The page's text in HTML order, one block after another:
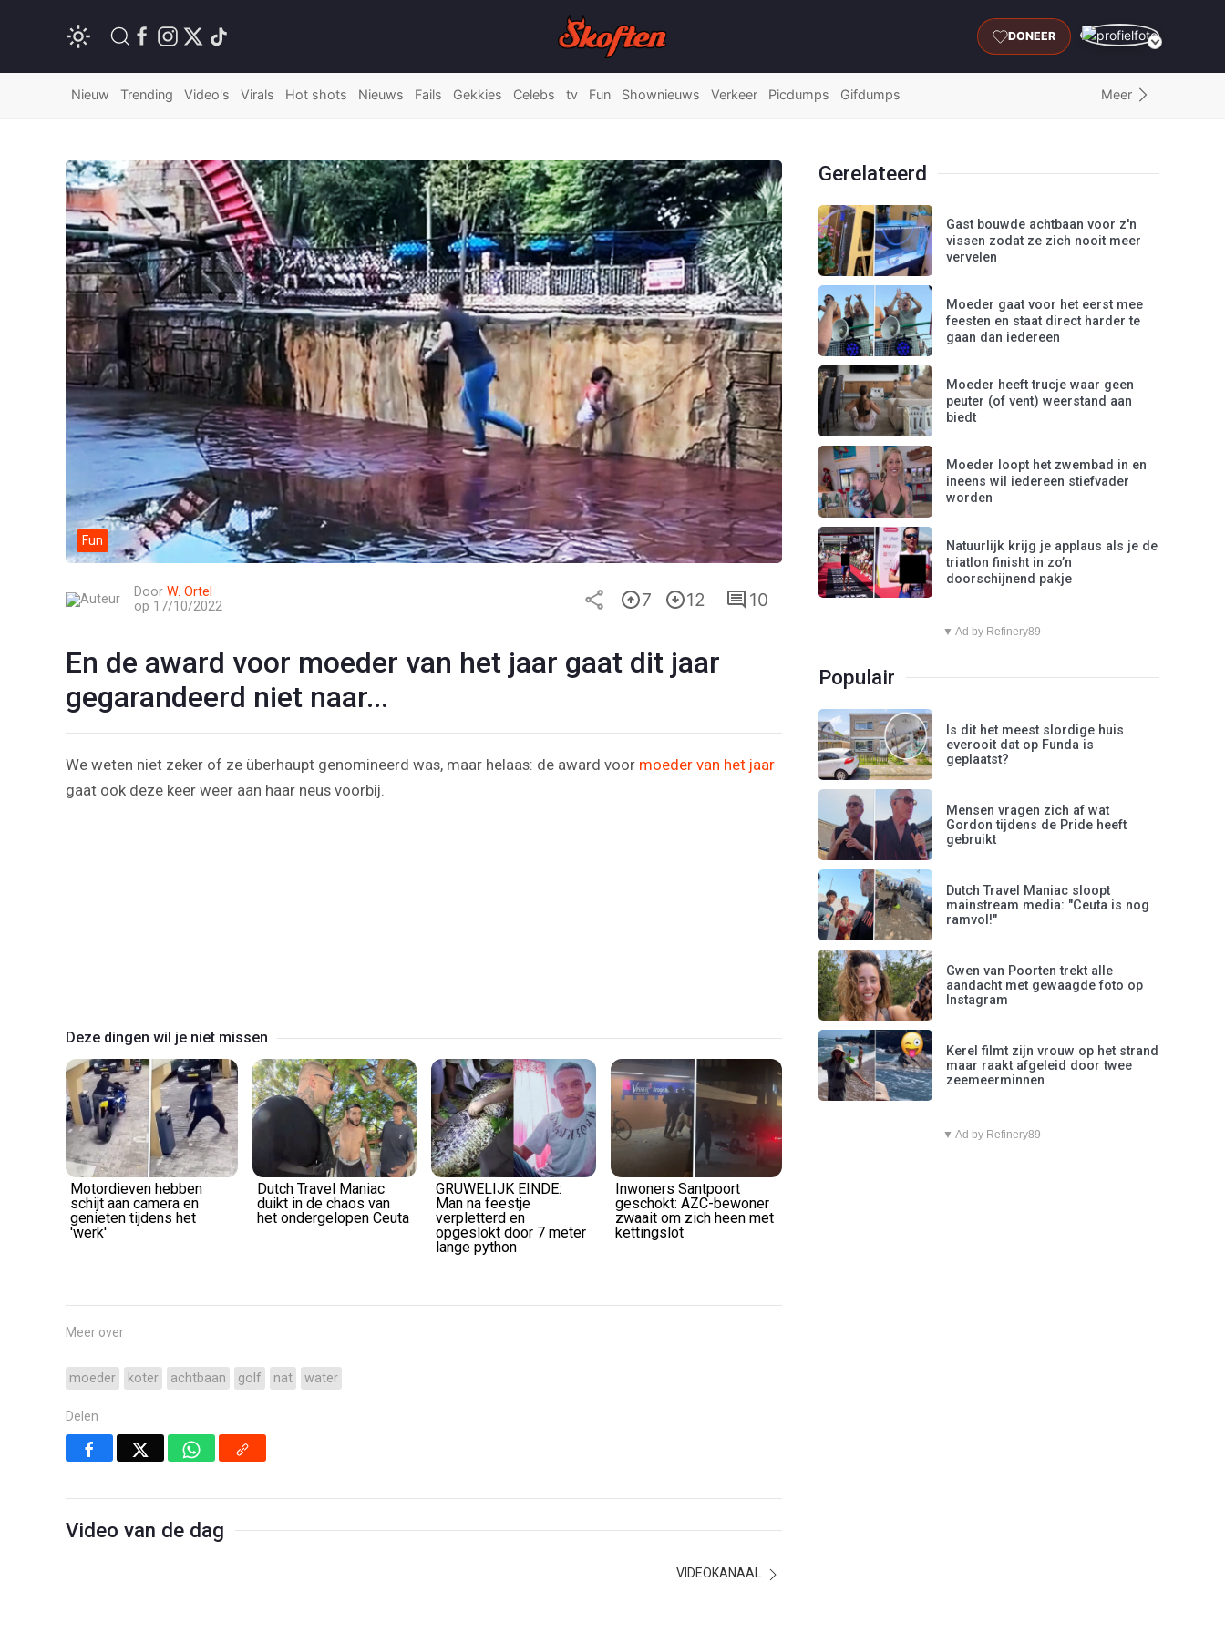
DONEER
Nieuw Trending Video's Virals Hot shots Nieuws Fails Gekkies Celebs tv Fun Shownieuws Verkeer Picdumps Gifdumps Meer
Fun
Door W. Ortel
op 17/10/2022
7 12 10
En de award voor moeder van het jaar gaat dit jaar
gegarandeerd niet naar...
We weten niet zeker of ze überhaupt genomineerd was, maar helaas: de award voor moeder van het jaar
gaat ook deze keer weer aan haar neus voorbij.
Play
Video
Deze dingen wil je niet missen
Motordieven hebben
schijt aan camera en
genieten tijdens het
'werk'
Dutch Travel Maniac
duikt in de chaos van
het ondergelopen Ceuta
GRUWELIJK EINDE:
Man na feestje
verpletterd en
opgeslokt door 7 meter
lange python
Inwoners Santpoort
geschokt: AZC-bewoner
zwaait om zich heen met
kettingslot
Meer over
moeder koter achtbaan golf nat water
Delen
Video van de dag
VIDEOKANAAL
Gerelateerd
Gast bouwde achtbaan voor z'n
vissen zodat ze zich nooit meer
vervelen
Moeder gaat voor het eerst mee
feesten en staat direct harder te
gaan dan iedereen
Moeder heeft trucje waar geen
peuter (of vent) weerstand aan
biedt
Moeder loopt het zwembad in en
ineens wil iedereen stiefvader
worden
Natuurlijk krijg je applaus als je de
triatlon finisht in zo’n
doorschijnend pakje
▼ Ad by Refinery89
Populair
Is dit het meest slordige huis
everooit dat op Funda is
geplaatst?
Mensen vragen zich af wat
Gordon tijdens de Pride heeft
gebruikt
Dutch Travel Maniac sloopt
mainstream media: "Ceuta is nog
ramvol!"
Gwen van Poorten trekt alle
aandacht met gewaagde foto op
Instagram
Kerel filmt zijn vrouw op het strand
maar raakt afgeleid door twee
zeemeerminnen
▼ Ad by Refinery89